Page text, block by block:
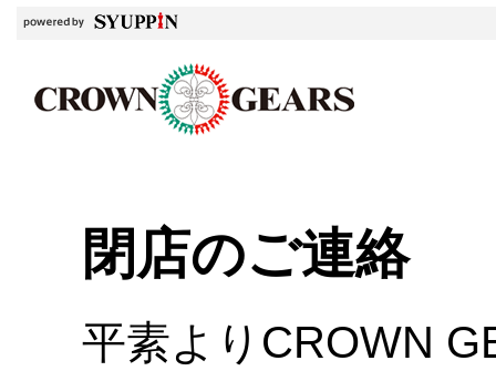
閉店のご連絡
平素よりCROWN